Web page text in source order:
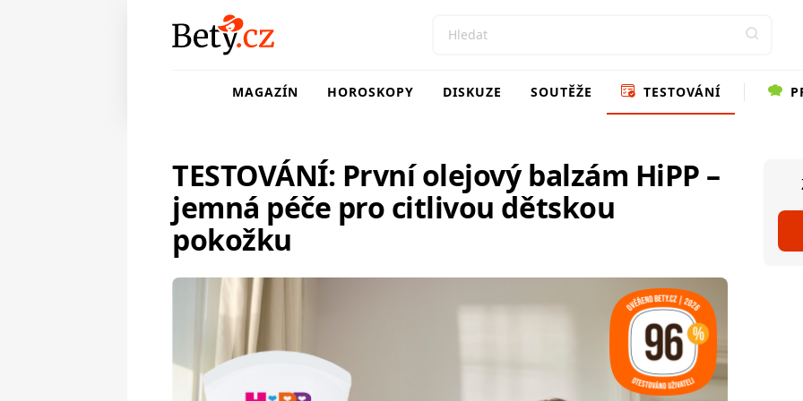
MAGAZÍN HOROSKOPY DISKUZE SOUTĚŽE TESTOVÁNÍ
TESTOVÁNÍ: První olejový balzám HiPP –
jemná péče pro citlivou dětskou
pokožku